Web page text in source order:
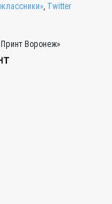
, Twitter
Воронеж»